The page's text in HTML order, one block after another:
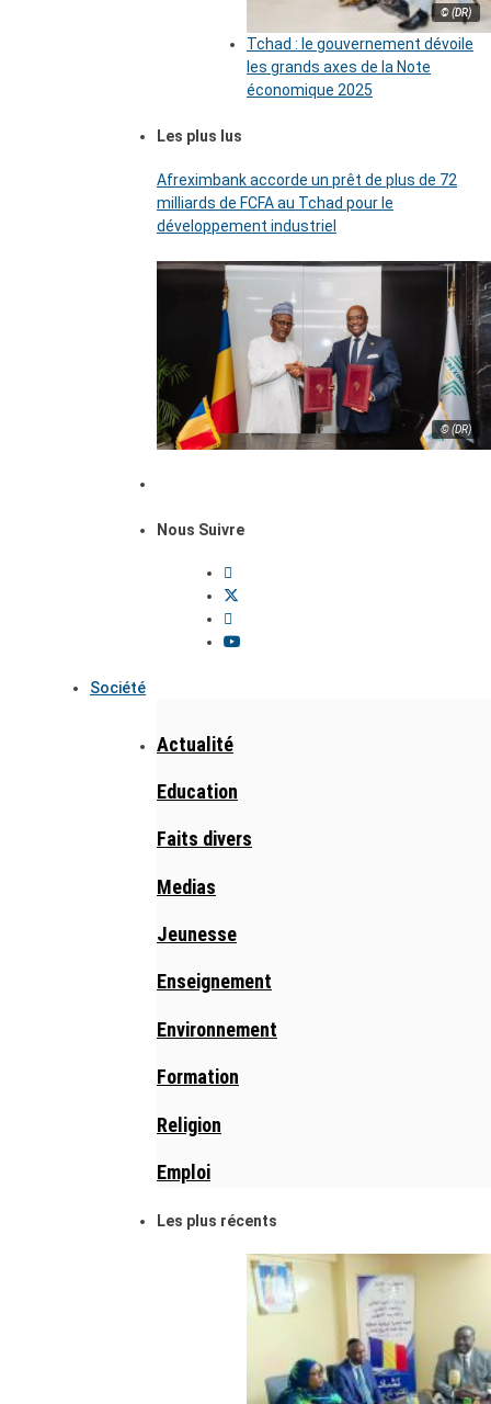
© (DR)
Tchad : le gouvernement dévoile
les grands axes de la Note
économique 2025
Les plus lus
Afreximbank accorde un prêt de plus de 72
milliards de FCFA au Tchad pour le
développement industriel
© (DR)
Nous Suivre
Société
Actualité
Education
Faits divers
Medias
Jeunesse
Enseignement
Environnement
Formation
Religion
Emploi
Les plus récents